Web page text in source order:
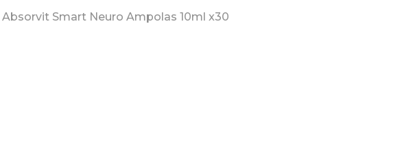
Absorvit Smart Neuro Ampolas 10ml x30